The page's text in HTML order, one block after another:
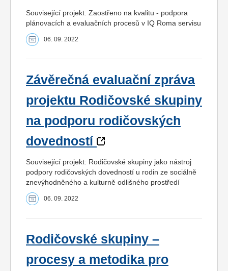
Související projekt: Zaostřeno na kvalitu - podpora
plánovacích a evaluačních procesů v IQ Roma servisu
06. 09. 2022
Závěrečná evaluační zpráva
projektu Rodičovské skupiny
na podporu rodičovských
dovedností
Související projekt: Rodičovské skupiny jako nástroj
podpory rodičovských dovedností u rodin ze sociálně
znevýhodněného a kulturně odlišného prostředí
06. 09. 2022
Rodičovské skupiny –
procesy a metodika pro